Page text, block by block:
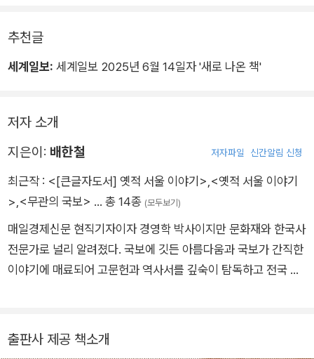
추천글
세계일보: 세계일보 2025년 6월 14일자 '새로 나온 책'
저자 소개
지은이: 배한철 저자파일 신간알림 신청
최근작 : <[큰글자도서] 옛적 서울 이야기> <옛적 서울 이야기
> <무관의 국보> … 총 14종 (모두보기)
매일경제신문 현직기자이자 경영학 박사이지만 문화재와 한국사
전문가로 널리 알려졌다. 국보에 깃든 아름다움과 국보가 간직한
이야기에 매료되어 고문헌과 역사서를 깊숙이 탐독하고 전국 유
진 도시의 역사를 유물을 발굴하듯 찾아내고 있다. 《한국사 스크
출판사 제공 책소개